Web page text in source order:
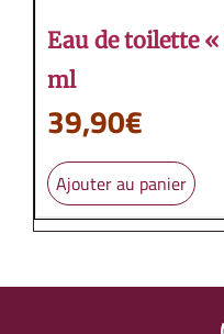
Eau de toilette
ml
39,90€
Ajouter au panier